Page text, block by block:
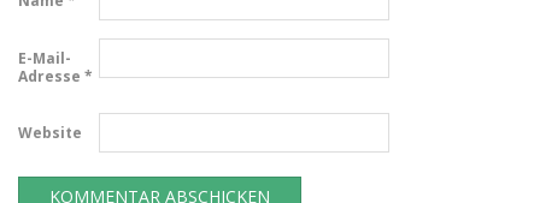
E-Mail-
Adresse *
Website